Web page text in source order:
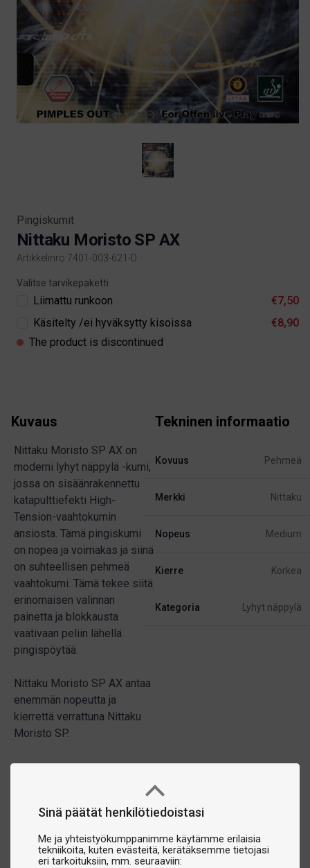
Sinä päätät henkilötiedoistasi
Me ja yhteistyökumppanimme käytämme erilaisia
tekniikoita, kuten evästeitä, kerätäksemme tietojasi
eri tarkoituksiin, mm. seuraaviin:
Pingiskumit
Nittaku Moristo SP AX
Artikkelinro:7401-003-621-D
Product information
Valitse tarvikepaketti
Liimattu runkoon
€7,50
Käsitelty /ei hyväksytty kisoissa
€8,90
The product is discontinued
Kuvaus
Nittaku Moristo SP AX on
moderni lyhyt näppylä -kumi,
jossa on sisäänrakennettu
katapulttiefekti High-
Tension-vaahtokumin
ansiosta. Tämä pingiskumi
on nopea ja voimakas ja siinä
on suhteellisen pehmeä
vaahtokumi. Tämä tekee siitä
erinomaisen valinnan
painetta ja blokkausta
vaativaan peliin lähellä
pingispöytää.
Nittaku Moristo SP AX antaa
enemmän nopeutta ja
kierrettä verrattuna Nittaku
Moristo SP.
Tekninen informaatio
Kovuus Pehmeä
Merkki Nittaku
Nopeus Medium
Kierre Korkea
Kategoria Lyhyt näppylä